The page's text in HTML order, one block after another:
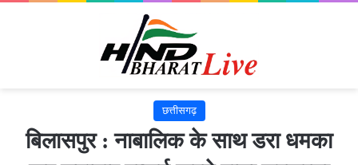
छत्तीसगढ़
बिलासपुर : नाबालिक के साथ डरा धमका